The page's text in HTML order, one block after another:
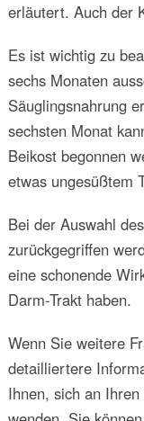
erläutert. Auch der
Es ist wichtig zu
sechs Monaten
Säuglingsnahrung
sechsten Monat
Beikost begonnen
etwas ungesüßtem
Bei der Auswahl
zurückgegriffen
eine schonende
Darm-Trakt haben.
Wenn Sie weitere
detailliertere
Ihnen, sich an